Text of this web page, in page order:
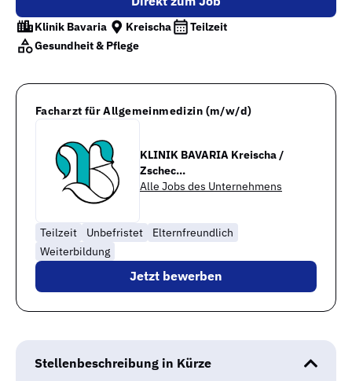
Klinik Bavaria Kreischa
Teilzeit
Gesundheit & Pflege
Stellenbeschreibung in Kürze
Facharzt für Allgemeinmedizin (m/w/d)
KLINIK BAVARIA Kreischa /
Zschec...
Alle Jobs des Unternehmens
Teilzeit Unbefristet
Elternfreundlich
Weiterbildung
Jetzt bewerben